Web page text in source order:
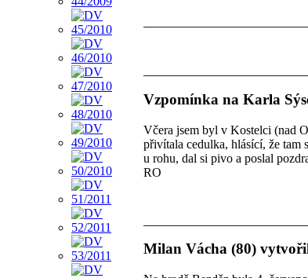
Vzpomínka na Karla
Včera jsem byl v Kostelci (nad
přivítala cedulka, hlásící, že tam
u rohu, dal si pivo a poslal
RO
Milan Vácha (80)